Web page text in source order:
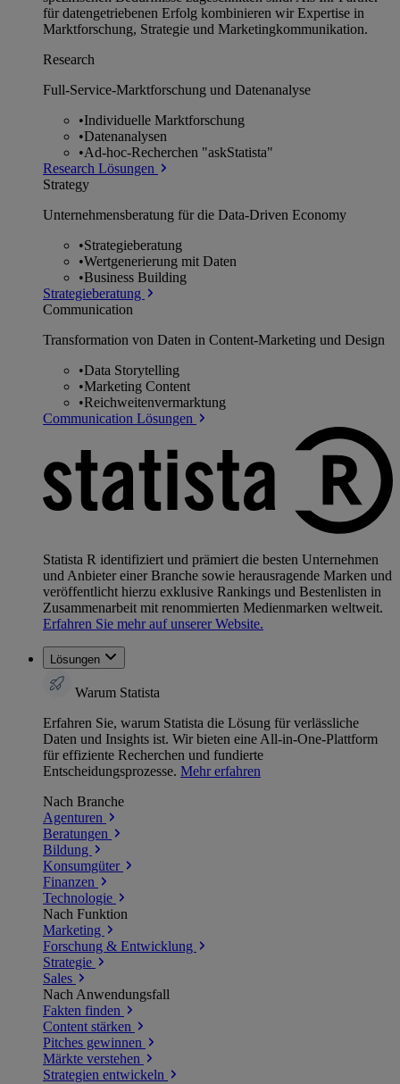
für datengetriebenen Erfolg kombinieren wir Expertise in
Marktforschung, Strategie und Marketingkommunikation.
Research
Full-Service-Marktforschung und Datenanalyse
•Individuelle Marktforschung
•Datenanalysen
•Ad-hoc-Recherchen "askStatista"
Research Lösungen
Strategy
Unternehmens­beratung für die Data-Driven Economy
•Strategieberatung
•Wertgenerierung mit Daten
•Business Building
Strategieberatung
Communication
Transformation von Daten in Content-Marketing und Design
•Data Storytelling
•Marketing Content
•Reichweitenvermarktung
Communication Lösungen
Statista R identifiziert und prämiert die besten Unternehmen
und Anbieter einer Branche sowie herausragende Marken und
veröffentlicht hierzu exklusive Rankings und Bestenlisten in
Zusammenarbeit mit renommierten Medienmarken weltweit.
Erfahren Sie mehr auf unserer Website.
Lösungen
Warum Statista
Erfahren Sie, warum Statista die Lösung für verlässliche
Daten und Insights ist. Wir bieten eine All-in-One-Plattform
für effiziente Recherchen und fundierte
Entscheidungsprozesse. Mehr erfahren
Nach Branche
Agenturen
Beratungen
Bildung
Konsumgüter
Finanzen
Technologie
Nach Funktion
Marketing
Forschung & Entwicklung
Strategie
Sales
Nach Anwendungsfall
Fakten finden
Content stärken
Pitches gewinnen
Märkte verstehen
Strategien entwickeln